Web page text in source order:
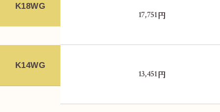
K18WG
17,751円
K14WG
13,451円